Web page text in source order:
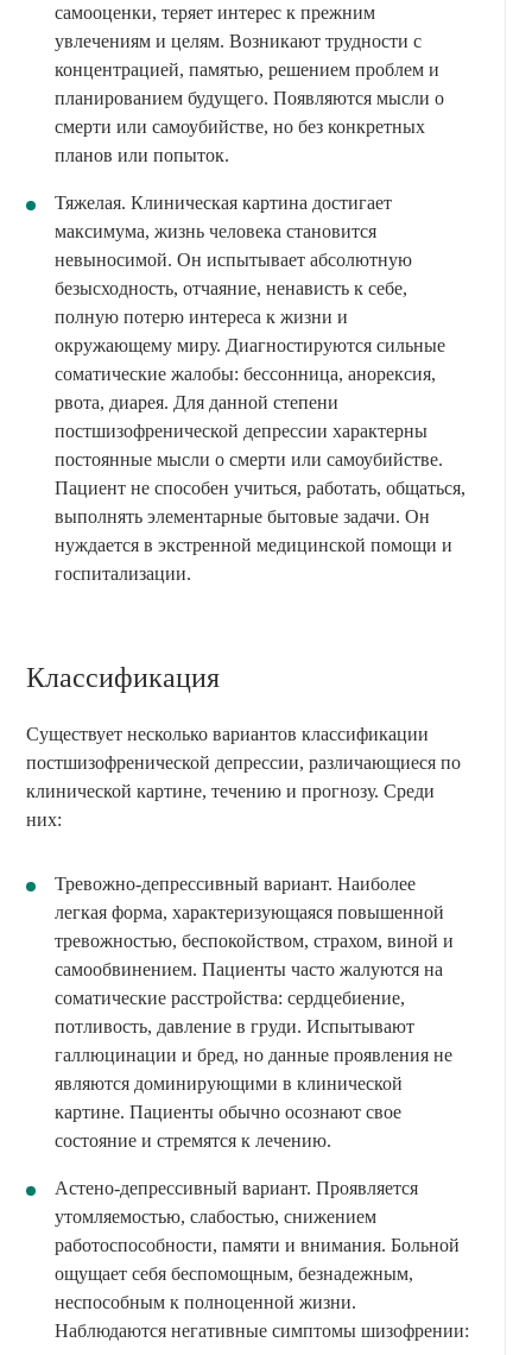
самооценки, теряет интерес к прежним
увлечениям и целям. Возникают трудности с
концентрацией, памятью, решением проблем и
планированием будущего. Появляются мысли о
смерти или самоубийстве, но без конкретных
планов или попыток.
Тяжелая. Клиническая картина достигает
максимума, жизнь человека становится
невыносимой. Он испытывает абсолютную
безысходность, отчаяние, ненависть к себе,
полную потерю интереса к жизни и
окружающему миру. Диагностируются сильные
соматические жалобы: бессонница, анорексия,
рвота, диарея. Для данной степени
постшизофренической депрессии характерны
постоянные мысли о смерти или самоубийстве.
Пациент не способен учиться, работать, общаться,
выполнять элементарные бытовые задачи. Он
нуждается в экстренной медицинской помощи и
госпитализации.
Классификация
Существует несколько вариантов классификации
постшизофренической депрессии, различающиеся по
клинической картине, течению и прогнозу. Среди
них:
Тревожно-депрессивный вариант. Наиболее
легкая форма, характеризующаяся повышенной
тревожностью, беспокойством, страхом, виной и
самообвинением. Пациенты часто жалуются на
соматические расстройства: сердцебиение,
потливость, давление в груди. Испытывают
галлюцинации и бред, но данные проявления не
являются доминирующими в клинической
картине. Пациенты обычно осознают свое
состояние и стремятся к лечению.
Астено-депрессивный вариант. Проявляется
утомляемостью, слабостью, снижением
работоспособности, памяти и внимания. Больной
ощущает себя беспомощным, безнадежным,
неспособным к полноценной жизни.
Наблюдаются негативные симптомы шизофрении: